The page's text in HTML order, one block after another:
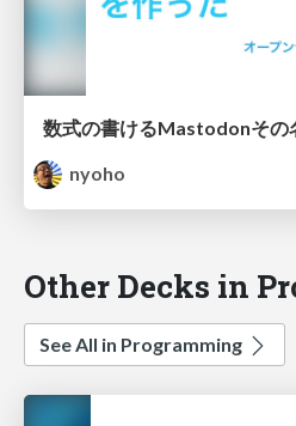
nyoho
Other Decks in
See All in Programming